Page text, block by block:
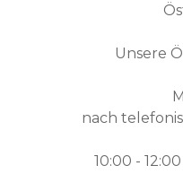
Unsere
nach
10:00 -